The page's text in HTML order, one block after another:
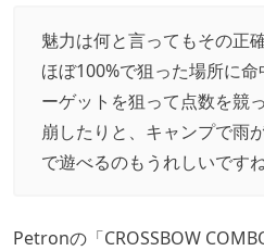
魅力は何と言ってもその正
ほぼ100%で狙った場所に
ーゲットを狙って点数を競
崩したりと、キャンプで雨
で遊べるのもうれしいです
Petronの「CROSSBOW